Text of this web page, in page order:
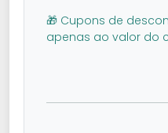
🎁 Cupons de
apenas ao valor do